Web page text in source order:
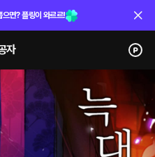
으면? 플링이 와르르!
자